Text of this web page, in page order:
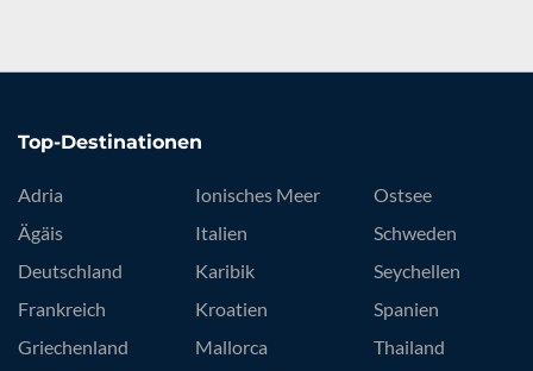
Top-Destinationen
Adria
Ägäis
Deutschland
Frankreich
Griechenland
Ionisches Meer
Italien
Karibik
Kroatien
Mallorca
Ostsee
Schweden
Seychellen
Spanien
Thailand